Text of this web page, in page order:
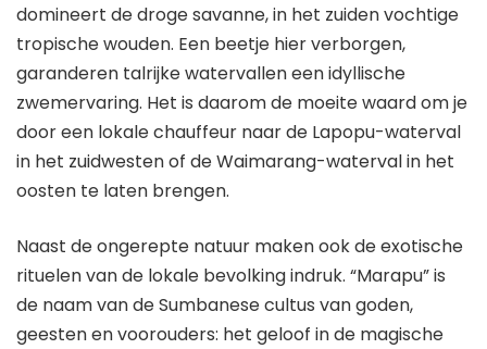
domineert de droge savanne, in het zuiden vochtige
tropische wouden. Een beetje hier verborgen,
garanderen talrijke watervallen een idyllische
zwemervaring. Het is daarom de moeite waard om je
door een lokale chauffeur naar de Lapopu-waterval
in het zuidwesten of de Waimarang-waterval in het
oosten te laten brengen.
Naast de ongerepte natuur maken ook de exotische
rituelen van de lokale bevolking indruk. “Marapu” is
de naam van de Sumbanese cultus van goden,
geesten en voorouders: het geloof in de magische